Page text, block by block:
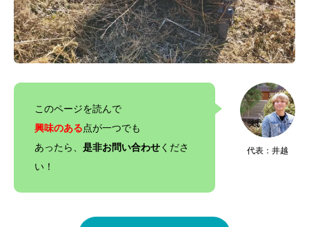
代表：井越
このページを読んで
興味のある点が一つでも
あったら、 是非お問い合わせくださ
い！